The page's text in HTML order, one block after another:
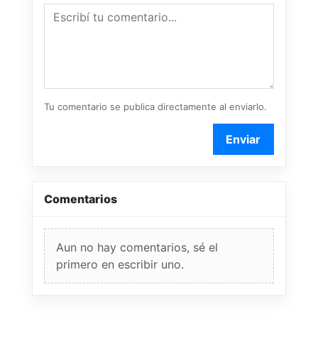
Tu comentario se publica directamente al enviarlo.
Enviar
Comentarios
Aun no hay comentarios, sé el
primero en escribir uno.